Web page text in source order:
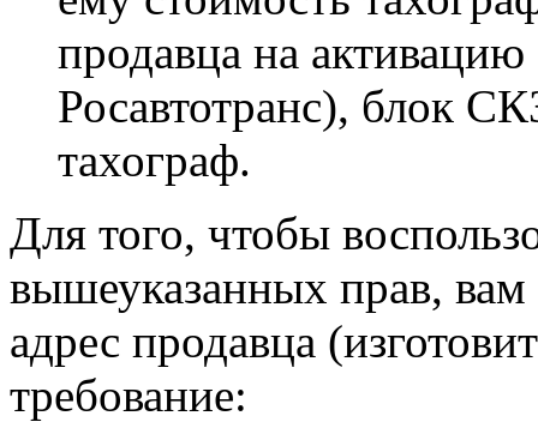
продавца на
Росавтотранс), блок
тахограф.
Для того, чтобы
вышеуказанных прав,
адрес продавца
требование: